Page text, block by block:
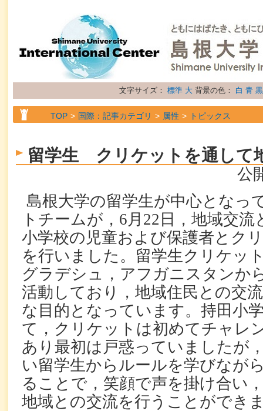
文字サイズ： 標準 大 背景の色： 白 青 黒
TOP 国際：記事カテゴリ 属性 トピックス
留学生 クリケットを通して
公
島根大学の留学生が中心となっ
トチームが， 6月 22 日，地域交流
小学校の児童および保護者とク
を行いました。留学生クリケッ
グラデシュ，アフガニスタンか
活動しており，地域住民との交
な目的となっています。持田小
て，クリケットは初めてチャレ
あり最初は戸惑っていましたが
い留学生からルールを学びなが
ることで，笑顔で声を掛け合い
地域との交流を行うことができ